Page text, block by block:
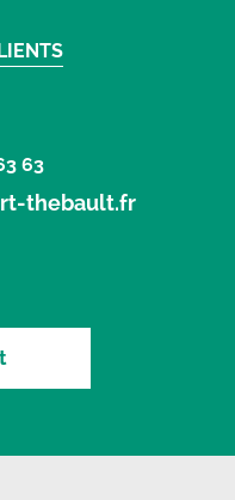
63
thebault.fr